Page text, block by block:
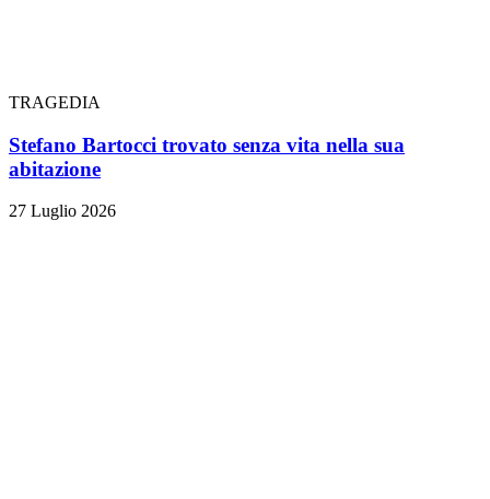
TRAGEDIA
Stefano Bartocci trovato senza vita nella sua
abitazione
27 Luglio 2026